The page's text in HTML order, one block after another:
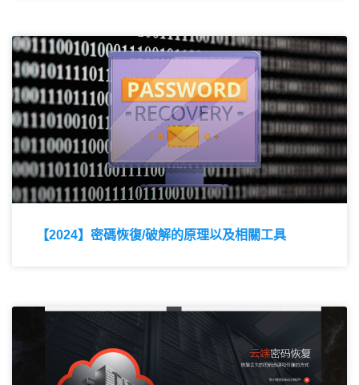
【2024】密碼恢復/破解的原理以及相關工具